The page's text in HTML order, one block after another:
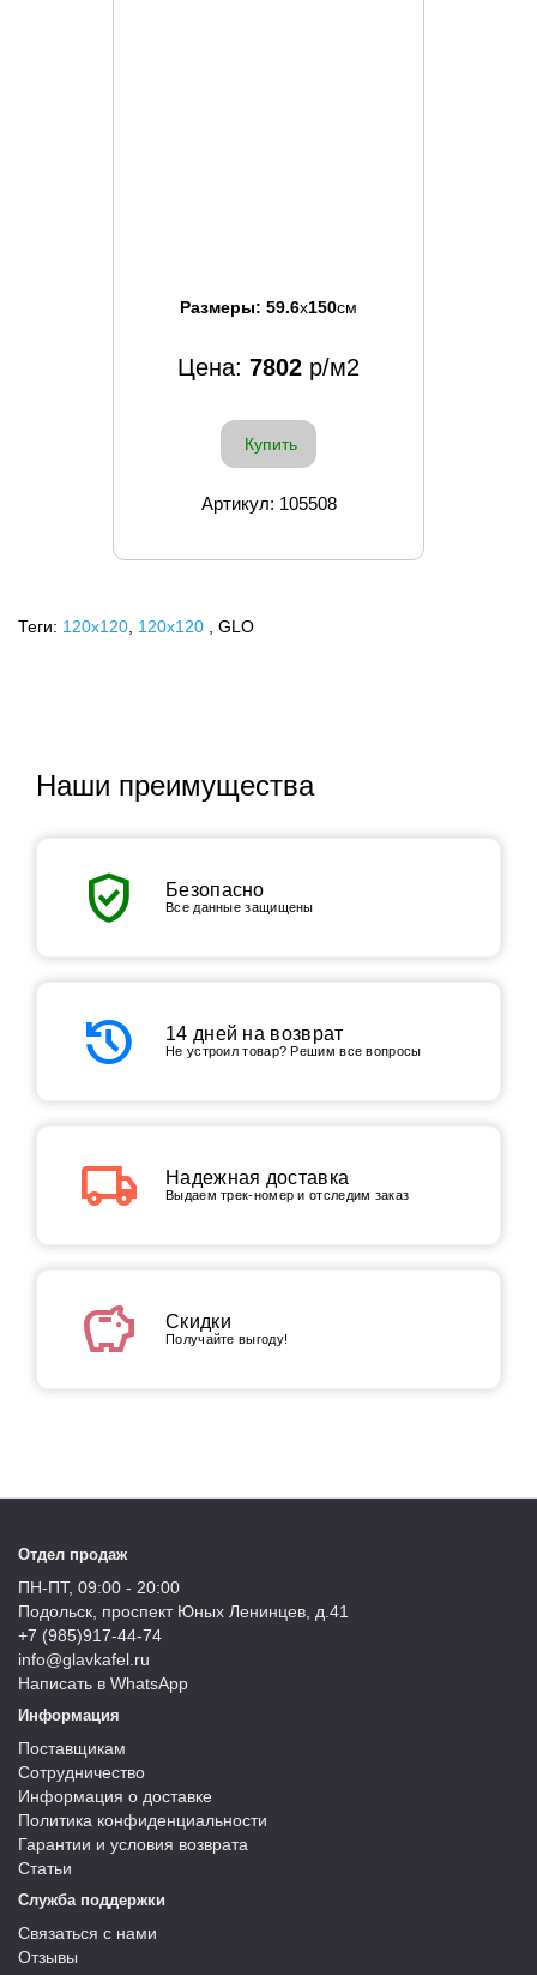
Размеры: 59.6x150см
Цена: 7802 р/м2
Купить
Артикул: 105508
Теги: 120x120 120х120 , GLO
Наши преимущества
verified_user Безопасно
Все данные защищены
history 14 дней на возврат
Не устроил товар? Решим все вопросы
local_shipping Надежная доставка
Выдаем трек-номер и отследим заказ
savings Скидки
Получайте выгоду!
Отдел продаж
ПН-ПТ, 09:00 - 20:00
Подольск, проспект Юных Ленинцев, д.41
+7 (985)917-44-74
info@glavkafel.ru
Написать в WhatsApp
Информация
Поставщикам
Сотрудничество
Информация о доставке
Политика конфиденциальности
Гарантии и условия возврата
Статьи
Служба поддержки
Связаться с нами
Отзывы